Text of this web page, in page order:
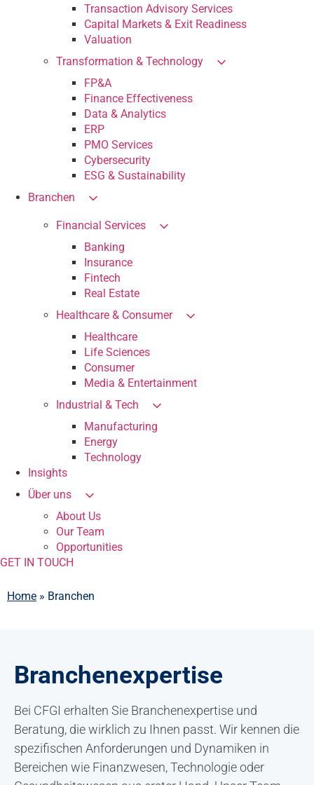
Transaction Advisory Services
Capital Markets & Exit Readiness
Valuation
Transformation & Technology
FP&A
Finance Effectiveness
Data & Analytics
ERP
PMO Services
Cybersecurity
ESG & Sustainability
Branchen
Financial Services
Banking
Insurance
Fintech
Real Estate
Healthcare & Consumer
Healthcare
Life Sciences
Consumer
Media & Entertainment
Industrial & Tech
Manufacturing
Energy
Technology
Insights
Über uns
About Us
Our Team
Opportunities
GET IN TOUCH
Home » Branchen
Branchenexpertise
Bei CFGI erhalten Sie Branchenexpertise und
Beratung, die wirklich zu Ihnen passt. Wir kennen die
spezifischen Anforderungen und Dynamiken in
Bereichen wie Finanzwesen, Technologie oder